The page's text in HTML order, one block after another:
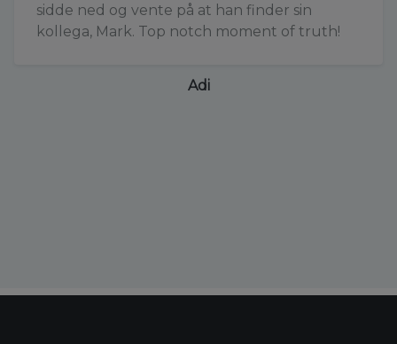
sidde ned og vente på at han finder sin
kollega, Mark. Top notch moment of truth!
Adi